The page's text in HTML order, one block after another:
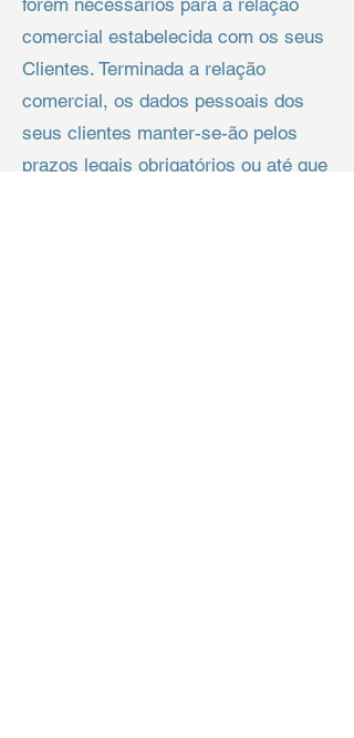
forem necessários para a relação
comercial estabelecida com os seus
Clientes. Terminada a relação
comercial, os dados pessoais dos
seus clientes manter-se-ão pelos
prazos legais obrigatórios ou até que